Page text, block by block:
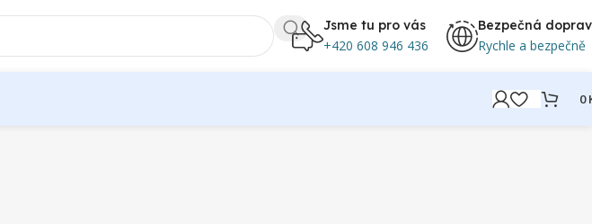
Jsme tu pro vás
+420 608 946 436
Bezpečná
Rychle a bezpečně
0